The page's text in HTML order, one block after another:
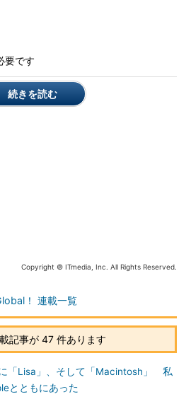
りです。張さんが生まれる1年前、
年に私はガンガン仕事をしていまし
。散歩したら気持ちが良さそうな場所
要です
続きを読む
Copyright © ITmedia, Inc. All Rights Reserved.
！ 連載一覧
記事が 47 件あります
に「Lisa」、そして「Macintosh」 私
とともにあった